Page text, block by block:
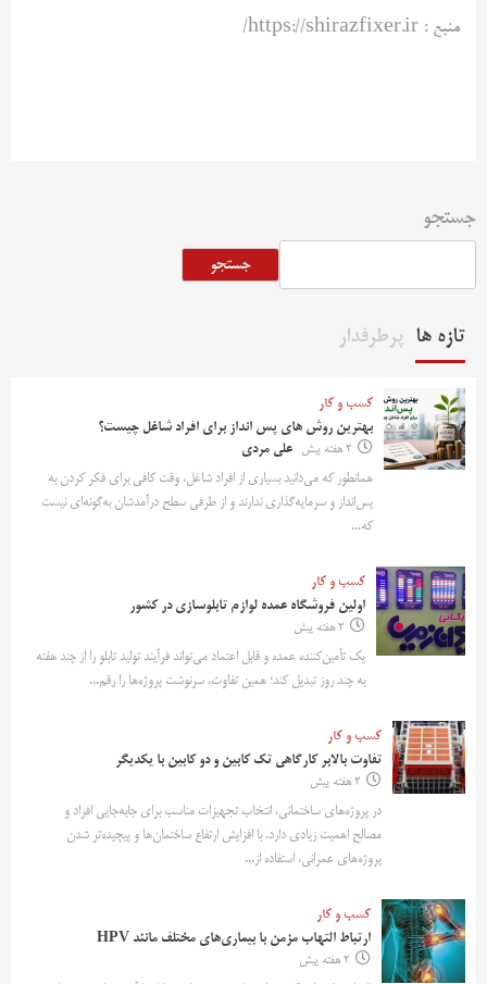
منبع : https://shirazfixer.ir/
جستجو
جستجو
تازه ها پرطرفدار
کسب و کار
بهترین روش‌ های پس‌ انداز برای افراد شاغل چیست؟
2 هفته پیش
علی مردی
همانطور که می‌دانید بسیاری از افراد شاغل، وقت کافی برای فکر کردن به
پس‌انداز و سرمایه‌گذاری ندارند و از طرفی سطح درآمدشان به‌گونه‌ای نیست
که...
کسب و کار
اولین فروشگاه عمده لوازم تابلوسازی در کشور
2 هفته پیش
یک تأمین‌کننده عمده و قابل اعتماد می‌تواند فرآیند تولید تابلو را از چند هفته
به چند روز تبدیل کند؛ همین تفاوت، سرنوشت پروژه‌ها را رقم...
کسب و کار
تفاوت بالابر کارگاهی تک کابین و دو کابین با یکدیگر
2 هفته پیش
در پروژه‌های ساختمانی، انتخاب تجهیزات مناسب برای جابه‌جایی افراد و
مصالح اهمیت زیادی دارد. با افزایش ارتفاع ساختمان‌ها و پیچیده‌تر شدن
پروژه‌های عمرانی، استفاده از...
کسب و کار
ارتباط التهاب مزمن با بیماری‌های مختلف مانند HPV
2 هفته پیش